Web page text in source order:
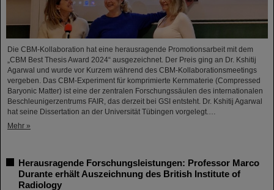
Die CBM-Kollaboration hat eine herausragende Promotionsarbeit mit dem
„CBM Best Thesis Award 2024“ ausgezeichnet. Der Preis ging an Dr. Kshitij
Agarwal und wurde vor Kurzem während des CBM-Kollaborationsmeetings
vergeben. Das CBM-Experiment für komprimierte Kernmaterie (Compressed
Baryonic Matter) ist eine der zentralen Forschungssäulen des internationalen
Beschleunigerzentrums FAIR, das derzeit bei GSI entsteht. Dr. Kshitij Agarwal
hat seine Dissertation an der Universität Tübingen vorgelegt.…
Mehr »
Herausragende Forschungsleistungen: Professor Marco
Durante erhält Auszeichnung des British Institute of
Radiology